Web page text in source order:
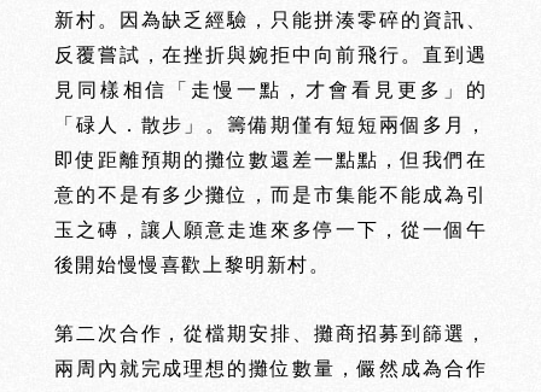
沅
建
築 新
案
新村。因為缺乏經驗，只能拼湊零碎的資訊、
反覆嘗試，在挫折與婉拒中向前飛行。直到遇
見同樣相信「走慢一點，才會看見更多」的
「碌人
． 散步」。籌備期僅有短短兩個多月，
即使距離預期的攤位數還差一點點，但我們在
意的不是有多少攤位，而是市集能不能成為引
玉之磚，讓人願意走進來多停一下，從一個午
後開始慢慢喜歡上黎明新村 。
第二次合作，從檔期安排、攤商招募到篩選，
兩周內就完成理想的攤位數量，儼然成為合作